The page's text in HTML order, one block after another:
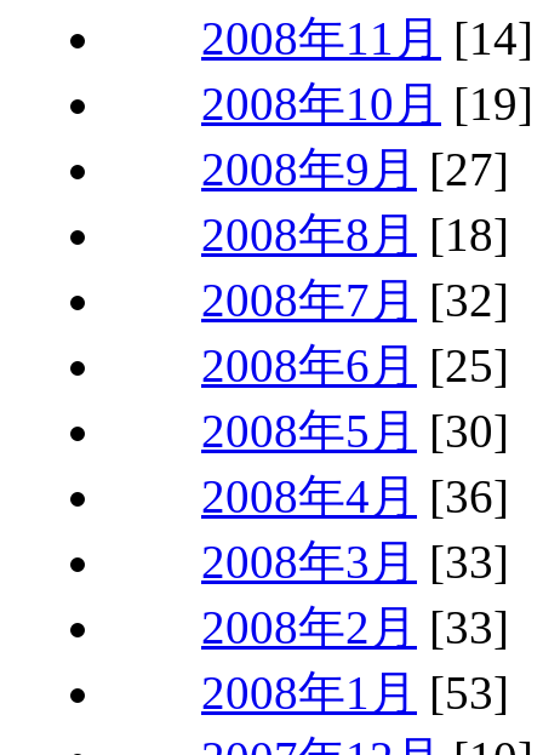
2008年11月 [14]
2008年10月 [19]
2008年9月 [27]
2008年8月 [18]
2008年7月 [32]
2008年6月 [25]
2008年5月 [30]
2008年4月 [36]
2008年3月 [33]
2008年2月 [33]
2008年1月 [53]